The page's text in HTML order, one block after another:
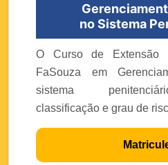
no Sistema
O Curso de Extensão
FaSouza em
sistema
classificação e grau de